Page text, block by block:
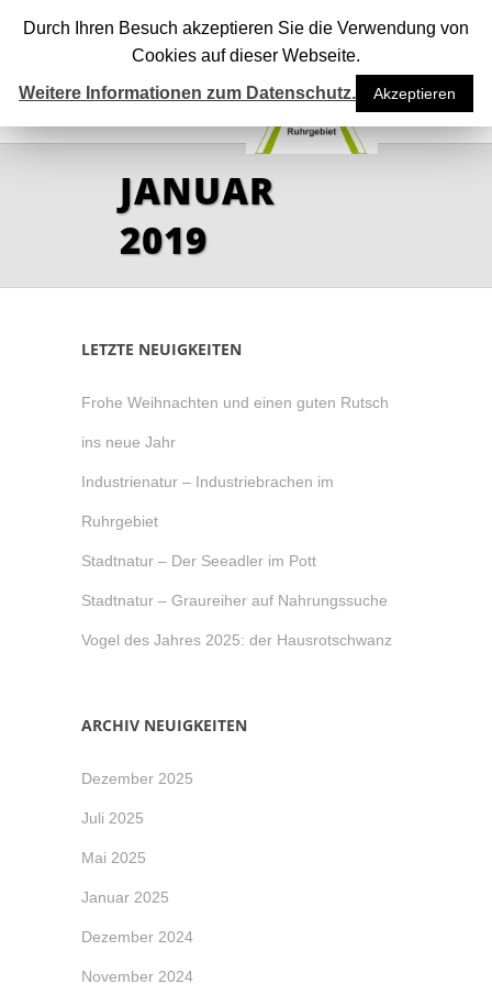
JANUAR
2019
LETZTE NEUIGKEITEN
Frohe Weihnachten und einen guten Rutsch
ins neue Jahr
Industrienatur – Industriebrachen im
Ruhrgebiet
Stadtnatur – Der Seeadler im Pott
Stadtnatur – Graureiher auf Nahrungssuche
Vogel des Jahres 2025: der Hausrotschwanz
ARCHIV NEUIGKEITEN
Dezember 2025
Juli 2025
Mai 2025
Januar 2025
Dezember 2024
November 2024
Durch Ihren Besuch akzeptieren Sie die Verwendung von
Cookies auf dieser Webseite.
Weitere Informationen zum Datenschutz.
Akzeptieren